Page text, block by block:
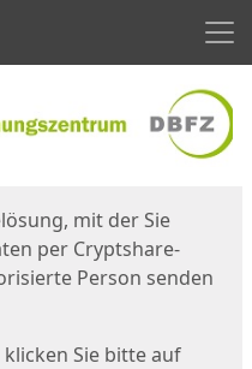
mit der Sie
per Cryptshare-
Person senden
Sie bitte auf